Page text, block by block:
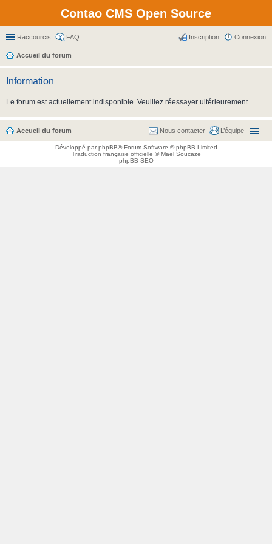
Contao CMS Open Source
Raccourcis FAQ Connexion
Inscription
Accueil du forum
Information
Le forum est actuellement indisponible. Veuillez réessayer ultérieurement.
Accueil du forum L’équipe
Nous contacter
Développé parphpBB® Forum Software © phpBB Limited
Traduction française officielle ©Maël Soucaze
phpBB SEO